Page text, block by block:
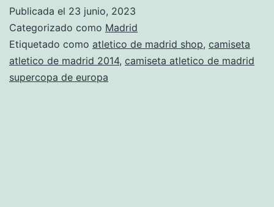
de
madrid
Publicada el 23 junio, 2023
Categorizado como Madrid
Etiquetado como atletico de madrid shop, camiseta
atletico de madrid 2014, camiseta atletico de madrid
supercopa de europa